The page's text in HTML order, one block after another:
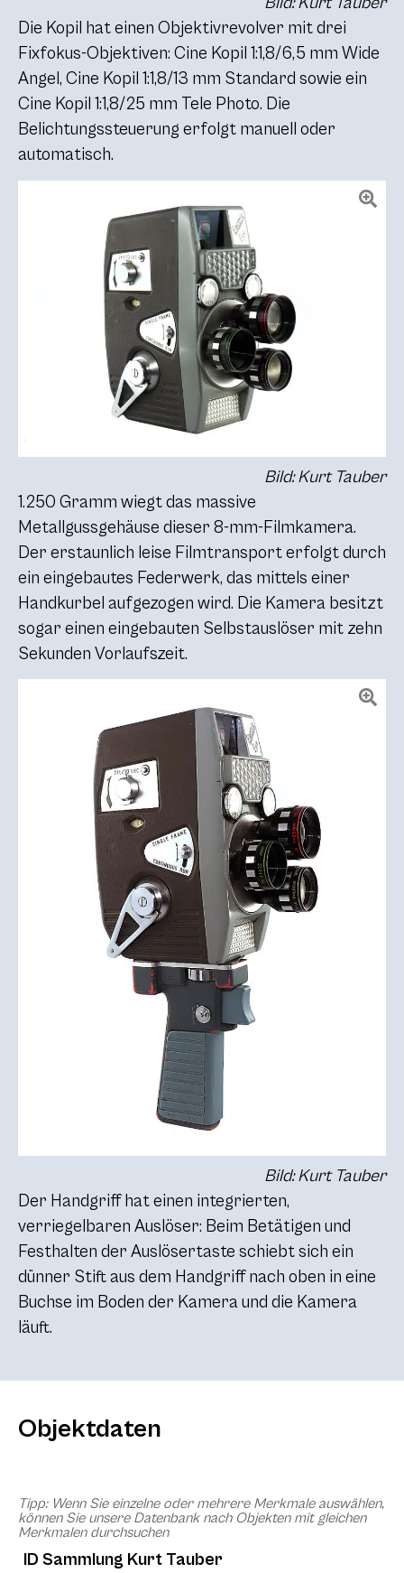
Die Kopil hat einen Objektivrevolver mit drei
Fixfokus-Objektiven: Cine Kopil 1:1,8/6,5 mm Wide
Angel, Cine Kopil 1:1,8/13 mm Standard sowie ein
Cine Kopil 1:1,8/25 mm Tele Photo. Die
Belichtungssteuerung erfolgt manuell oder
automatisch.
Bild: Kurt Tauber
1.250 Gramm wiegt das massive
Metallgussgehäuse dieser 8-mm-Filmkamera.
Der erstaunlich leise Filmtransport erfolgt durch
ein eingebautes Federwerk, das mittels einer
Handkurbel aufgezogen wird. Die Kamera besitzt
sogar einen eingebauten Selbstauslöser mit zehn
Sekunden Vorlaufszeit.
Bild: Kurt Tauber
Der Handgriff hat einen integrierten,
verriegelbaren Auslöser: Beim Betätigen und
Festhalten der Auslösertaste schiebt sich ein
dünner Stift aus dem Handgriff nach oben in eine
Buchse im Boden der Kamera und die Kamera
läuft.
Objektdaten
Tipp: Wenn Sie einzelne oder mehrere Merkmale auswählen,
können Sie unsere Datenbank nach Objekten mit gleichen
Merkmalen durchsuchen
ID Sammlung Kurt Tauber